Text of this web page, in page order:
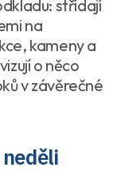
střídají
na
kameny a
o něco
v závěrečné